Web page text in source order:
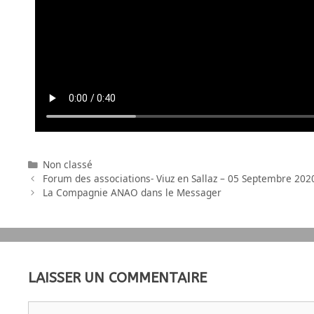
Non classé
Forum des associations- Viuz en Sallaz – 05 Septembre
La Compagnie ANAO dans le Messager
LAISSER UN COMMENTAIRE